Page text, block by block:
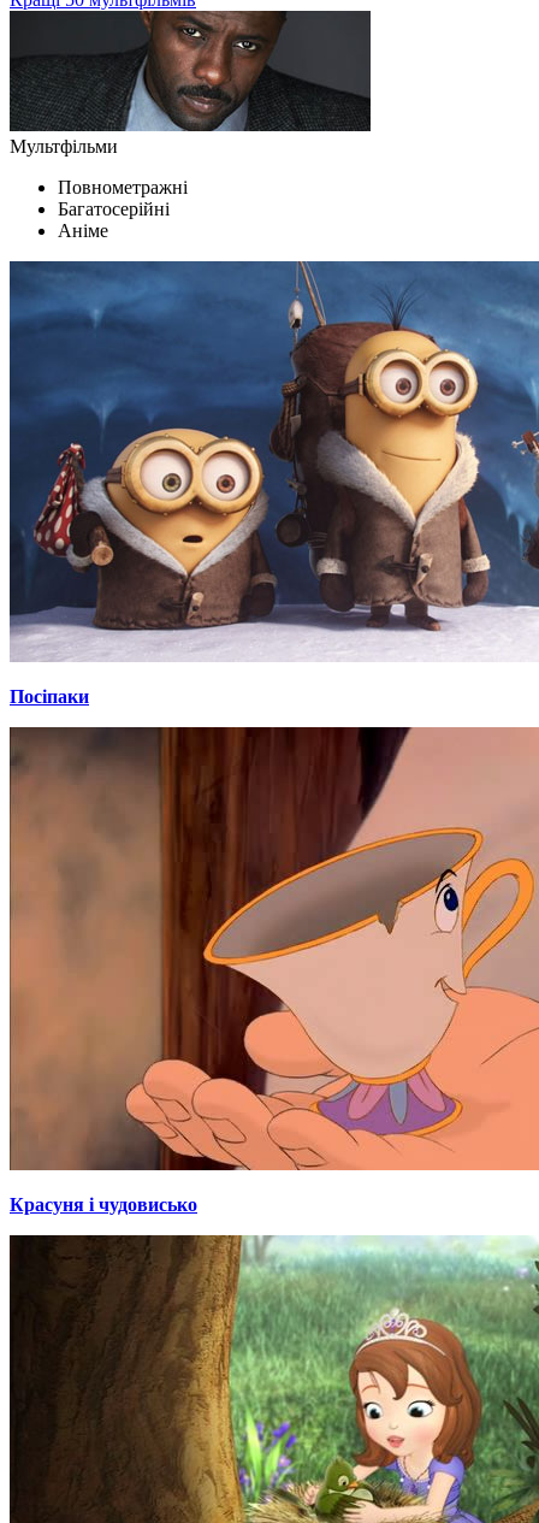
Мультфільми
Повнометражні
Багатосерійні
Аніме
Посіпаки
Красуня і чудовисько